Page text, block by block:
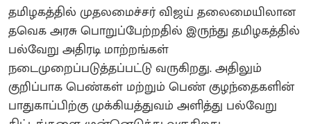
தமிழகத்தில் முதலமைச்சர் விஜய் தலைமையிலான
தவெக அரசு பொறுப்பேற்றதில் இருந்து தமிழகத்தில்
பல்வேறு அதிரடி மாற்றங்கள்
நடைமுறைப்படுத்தப்பட்டு வருகிறது. அதிலும்
குறிப்பாக பெண்கள் மற்றும் பெண் குழந்தைகளின்
பாதுகாப்பிற்கு முக்கியத்துவம் அளித்து பல்வேறு